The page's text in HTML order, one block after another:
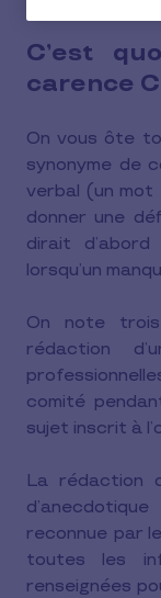
C’est
carence
On vous ôte
synonyme de
verbal (un mot
donner une
dirait d’abord
lorsqu’un
On note
rédaction
comité
sujet inscrit à
La rédaction
reconnue par
toutes les
renseignées